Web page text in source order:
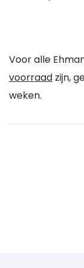
Voor alle
voorraadzijn,
weken.